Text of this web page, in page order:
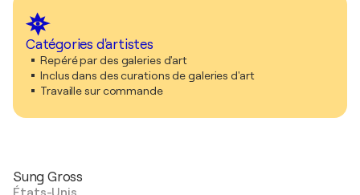
Catégories d'artistes
Repéré par des galeries d'art
Inclus dans des curations de galeries d'art
Travaille sur commande
Sung Gross